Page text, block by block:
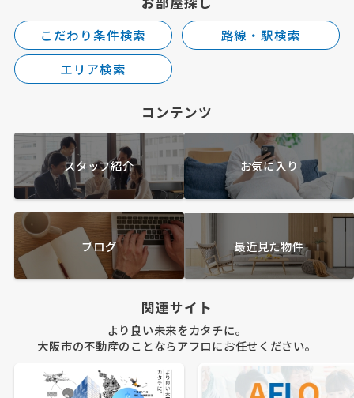
こだわり条件検索
路線・駅検索
エリア検索
コンテンツ
スタッフ紹介 お気に入り
ブログ 最近見た物件
関連サイト
より良い未来をカタチに。
大阪市の不動産のことならアフロにお任せください。